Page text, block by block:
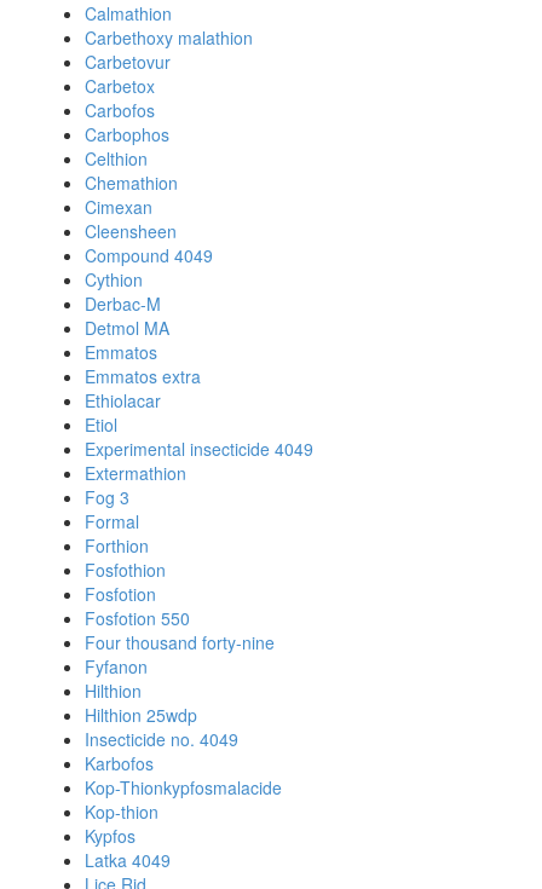
Calmathion
Carbethoxy malathion
Carbetovur
Carbetox
Carbofos
Carbophos
Celthion
Chemathion
Cimexan
Cleensheen
Compound 4049
Cythion
Derbac-M
Detmol MA
Emmatos
Emmatos extra
Ethiolacar
Etiol
Experimental insecticide 4049
Extermathion
Fog 3
Formal
Forthion
Fosfothion
Fosfotion
Fosfotion 550
Four thousand forty-nine
Fyfanon
Hilthion
Hilthion 25wdp
Insecticide no. 4049
Karbofos
Kop-Thionkypfosmalacide
Kop-thion
Kypfos
Latka 4049
Lice Rid